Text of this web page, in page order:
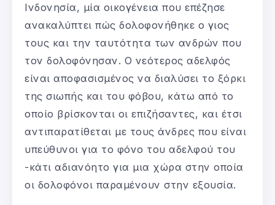
Ινδονησία, μία οικογένεια που επέζησε
ανακαλύπτει πώς δολοφονήθηκε ο γιος
τους και την ταυτότητα των ανδρών που
τον δολοφόνησαν. Ο νεότερος αδελφός
είναι αποφασισμένος να διαλύσει το ξόρκι
της σιωπής και του φόβου, κάτω από το
οποίο βρίσκονται οι επιζήσαντες, και έτσι
αντιπαρατίθεται με τους άνδρες που είναι
υπεύθυνοι για το φόνο του αδελφού του
-κάτι αδιανόητο για μια χώρα στην οποία
οι δολοφόνοι παραμένουν στην εξουσία.